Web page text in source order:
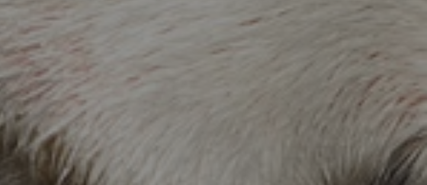
รู้จักเชียงใหม่ไนท์ซาฟารี
แนะนำการเข้าชม
อัตราค่าบริการ
ตารางเวลากิจกรรมการแสดง
ที่พัก เชียงใหม่ไนท์ซาฟารี
ห้องประชุมสัมมนา